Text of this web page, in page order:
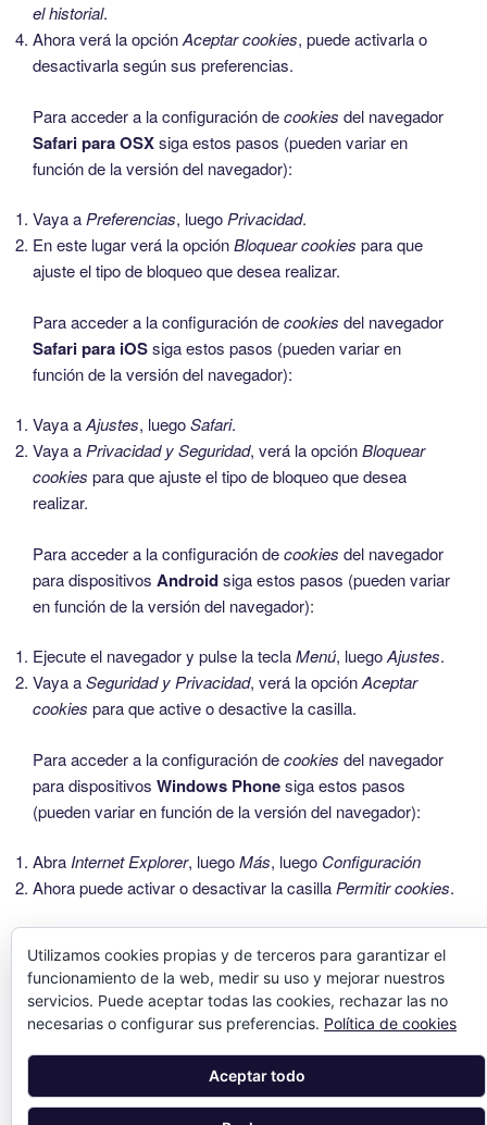
el historial.
Ahora verá la opciónAceptar cookies, puede activarla o
desactivarla según sus preferencias.
Para acceder a la configuración decookies del navegador
Safari para OSXsiga estos pasos (pueden variar en
función de la versión del navegador):
Vaya a Preferencias, luego Privacidad.
En este lugar verá la opciónBloquear cookies para que
ajuste el tipo de bloqueo que desea realizar.
Para acceder a la configuración decookies del navegador
Safari para iOSsiga estos pasos (pueden variar en
función de la versión del navegador):
Vaya aAjustes, luegoSafari.
Vaya a Privacidad y Seguridad, verá la opciónBloquear
cookies para que ajuste el tipo de bloqueo que desea
realizar.
Para acceder a la configuración decookies del navegador
para dispositivos Androidsiga estos pasos (pueden variar
en función de la versión del navegador):
Ejecute el navegador y pulse la teclaMenú, luegoAjustes.
Vaya aSeguridad y Privacidad, verá la opciónAceptar
cookies para que active o desactive la casilla.
Para acceder a la configuración decookies del navegador
para dispositivos Windows Phonesiga estos pasos
(pueden variar en función de la versión del navegador):
Abra Internet Explorer, luegoMás, luego Configuración
Ahora puede activar o desactivar la casilla Permitir cookies.
Utilizamos cookies propias y de terceros para garantizar el
funcionamiento de la web, medir su uso y mejorar nuestros
servicios. Puede aceptar todas las cookies, rechazar las no
necesarias o configurar sus preferencias. Política de cookies
Aceptar todo